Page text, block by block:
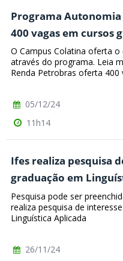
Programa
400 vagas em cursos
O Campus Colatina oferta
através do programa. Leia
Renda Petrobras oferta
05/12/24
11h14
Ifes realiza pesquisa
graduação em
Pesquisa pode ser
realiza pesquisa de
Linguística Aplicada
26/11/24